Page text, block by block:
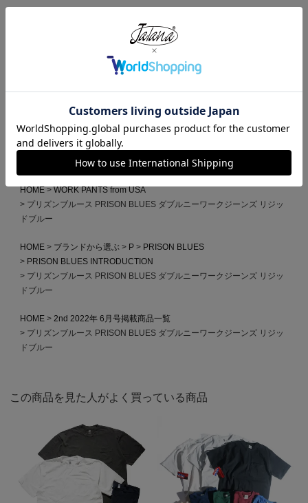
プリズンブルース PRISON BLUES ダブルニーワークジーンズ リジッ
ブランドから選ぶ
PRISON BLUES
プリズンブルース PRISON BLUES ダブルニーワークジーンズ リジッ
HOME
全ての商品
プリズンブルース PRISON BLUES ダブルニーワークジーンズ リジッ
HOME
WORK PANTS from USA
プリズンブルース PRISON BLUES ダブルニーワークジーンズ リジッ
ドブルー
HOME ブランドから選ぶ P
PRISON BLUES
PRISON BLUES INTRODUCTION
プリズンブルース PRISON BLUES ダブルニーワークジーンズ リジッ
ドブルー
HOME
2nd 2022年 6月号掲載商品一覧
プリズンブルース PRISON BLUES ダブルニーワークジーンズ リジッ
ドブルー
この商品を見た人がよく買っている商品